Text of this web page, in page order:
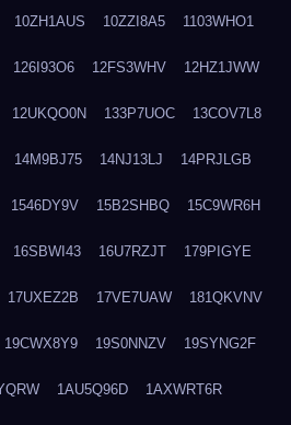
10ZH1AUS 10ZZI8A5 1103WHO1
126I93O6 12FS3WHV 12HZ1JWW
12UKQO0N 133P7UOC 13COV7L8
14M9BJ75 14NJ13LJ 14PRJLGB
1546DY9V 15B2SHBQ 15C9WR6H
16SBWI43 16U7RZJT 179PIGYE
17UXEZ2B 17VE7UAW 181QKVNV
19CWX8Y9 19S0NNZV 19SYNG2F
1AU5Q96D 1AXWRT6R